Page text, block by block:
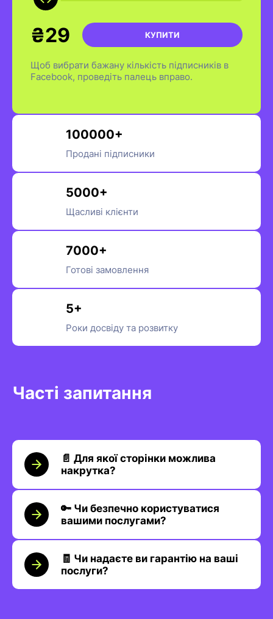
₴29 КУПИТИ
Щоб вибрати бажану кількість підписників в
Facebook, проведіть палець вправо.
100000+
Продані підписники
5000+
Щасливі клієнти
7000+
Готові замовлення
5+
Роки досвіду та розвитку
Часті запитання
📄 Для якої сторінки можлива
накрутка?
🔑 Чи безпечно користуватися
вашими послугами?
🧾 Чи надаєте ви гарантію на ваші
послуги?